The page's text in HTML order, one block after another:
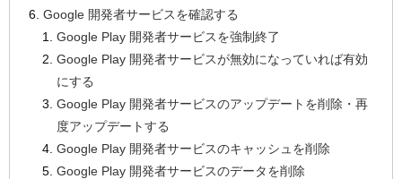
Google 開発者サービスを確認する
Google Play 開発者サービスを強制終了
Google Play 開発者サービスが無効になっていれば有効
にする
Google Play 開発者サービスのアップデートを削除・再
度アップデートする
Google Play 開発者サービスのキャッシュを削除
Google Play 開発者サービスのデータを削除